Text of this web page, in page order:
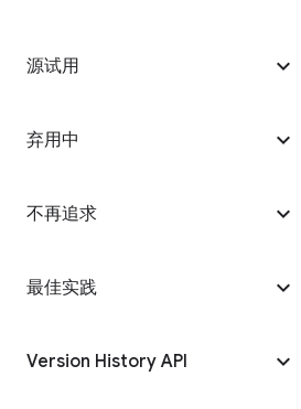
源试用
弃用中
不再追求
最佳实践
Version History API